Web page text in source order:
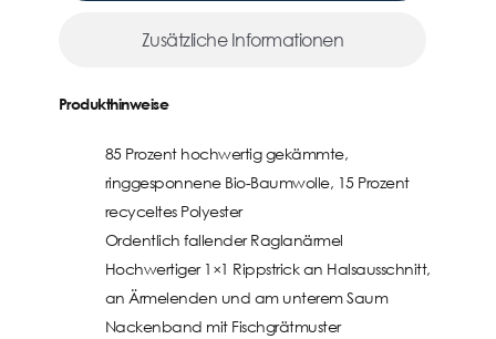
Zusätzliche Informationen
Produkthinweise
85 Prozent hochwertig gekämmte,
ringgesponnene Bio-Baumwolle, 15 Prozent
recyceltes Polyester
Ordentlich fallender Raglanärmel
Hochwertiger 1×1 Rippstrick an Halsausschnitt,
an Ärmelenden und am unterem Saum
Nackenband mit Fischgrätmuster